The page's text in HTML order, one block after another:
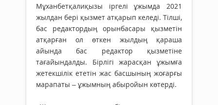
Мұханбетқалиқызы іргелі ұжымда 2021
жылдан бері қызмет атқарып келеді. Тілші,
бас редактордың орынбасары қызметін
атқарған ол өткен жылдың қараша
айында бас редактор қызметіне
тағайындалды. Бірлігі жарасқан ұжымға
жетекшілік ететін жас басшының жоғарғы
марапаты – ұжымның абыройын көтерді.